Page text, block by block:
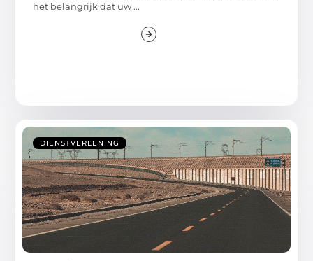
het belangrijk dat uw ...
DIENSTVERLENING